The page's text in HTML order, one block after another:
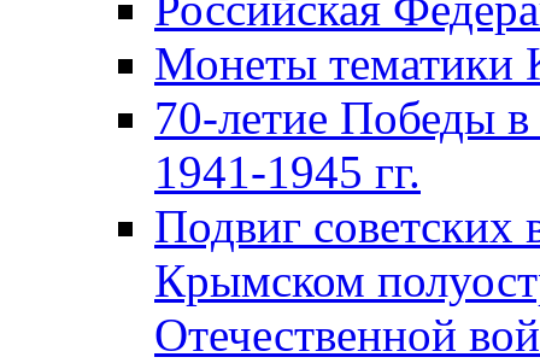
Монеты тематики
70-летие Победы
1941-1945 гг.
Подвиг советских
Крымском
Отечественной